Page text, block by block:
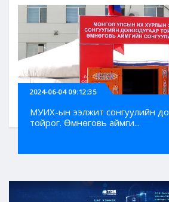
2024-06-04 09:12:35
МУИХ-ын ээлжит сонгуулийн
тойрог. Өмнөговь аймги...